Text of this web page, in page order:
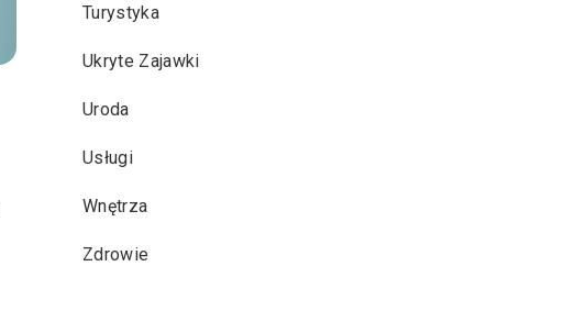
Turystyka
Ukryte Zajawki
Uroda
Usługi
Wnętrza
Zdrowie